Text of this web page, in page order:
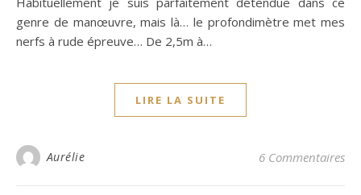
genre de manœuvre, mais là… le profondimètre met mes
nerfs à rude épreuve… De 2,5m à…
LIRE LA SUITE
Aurélie 6 Commentaires